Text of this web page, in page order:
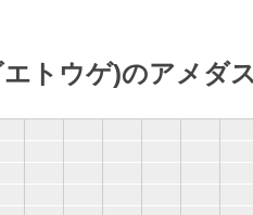
トウゲ)のアメダ